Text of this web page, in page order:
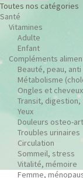
Toutes nos catégories
Santé
Vitamines
Adulte
Enfant
Compléments
Beauté, peau, anti
Métabolisme
Ongles et cheveux
Transit,
Yeux
Douleurs osteo-
Troubles urinaires
Circulation
Sommeil, stress
Vitalité, mémoire
Femme,